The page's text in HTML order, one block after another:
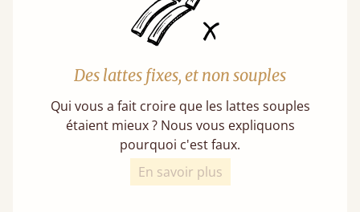
Des lattes fixes, et non souples
Qui vous a fait croire que les lattes souples
étaient mieux ? Nous vous expliquons
pourquoi c'est faux.
En savoir plus